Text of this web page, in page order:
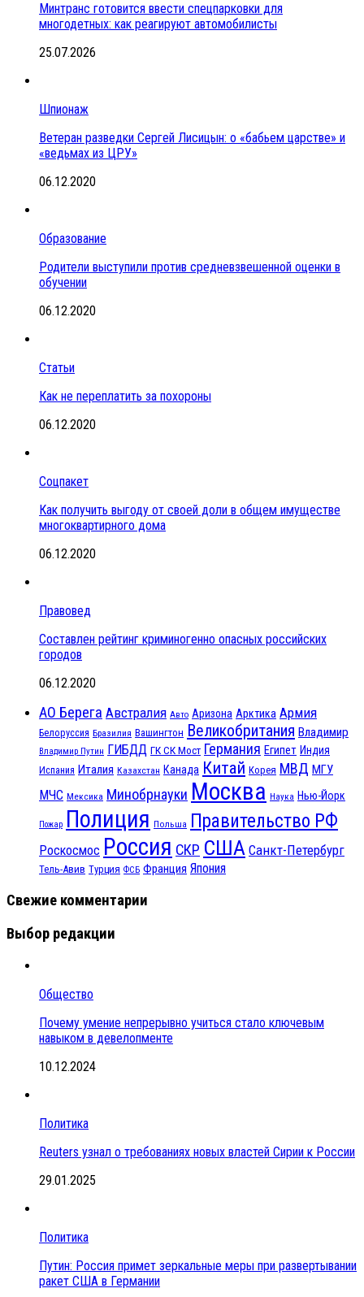
Минтранс готовится ввести спецпарковки для
многодетных: как реагируют автомобилисты
25.07.2026
Шпионаж
Ветеран разведки Сергей Лисицын: о «бабьем царстве» и
«ведьмах из ЦРУ»
06.12.2020
Образование
Родители выступили против средневзвешенной оценки в
обучении
06.12.2020
Статьи
Как не переплатить за похороны
06.12.2020
Соцпакет
Как получить выгоду от своей доли в общем имуществе
многоквартирного дома
06.12.2020
Правовед
Составлен рейтинг криминогенно опасных российских
городов
06.12.2020
АО Берега Австралия Авто Аризона Арктика Армия
Белоруссия Бразилия Вашингтон Великобритания Владимир
Владимир Путин ГИБДД ГК СК Мост Германия Египет Индия
Испания Италия Казахстан Канада Китай Корея МВД МГУ
МЧС Мексика Минобрнауки Москва Наука Нью-Йорк
Пожар Полиция Польша Правительство РФ
Роскосмос Россия СКР США Санкт-Петербург
Тель-Авив Турция ФСБ Франция Япония
Свежие комментарии
Выбор редакции
Общество
Почему умение непрерывно учиться стало ключевым
навыком в девелопменте
10.12.2024
Политика
Reuters узнал о требованиях новых властей Сирии к России
29.01.2025
Политика
Путин: Россия примет зеркальные меры при развертывании
ракет США в Германии